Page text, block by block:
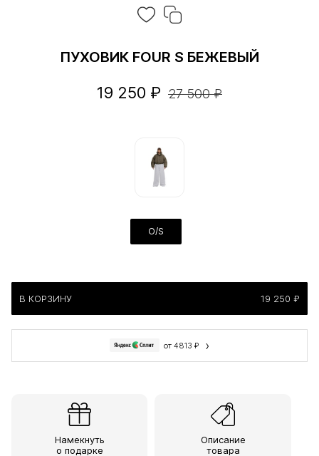
ПУХОВИК FOUR S БЕЖЕВЫЙ
19 250 ₽ 27 500 ₽
O/S
В КОРЗИНУ 19 250 ₽
от 4813 ₽ ›
Намекнуть
о подарке
Описание
товара